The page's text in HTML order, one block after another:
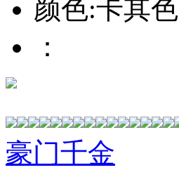
颜色:卡其
：
豪门千金